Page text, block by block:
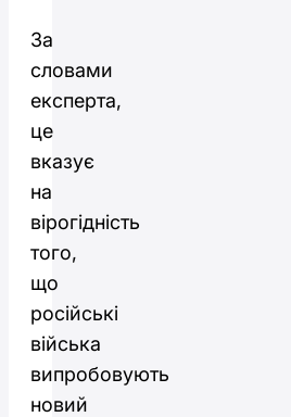
За
словами
експерта,
це
вказує
на
вірогідність
того,
що
російські
війська
випробовують
новий